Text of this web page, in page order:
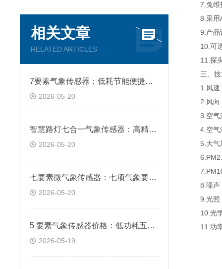
相关文章
RELATED ARTICLES
7要素气象传感器：低耗节能便捷组网 轻松搭建网格化监测站
2026-05-20
智慧路灯七合一气象传感器：高精度传感内核 精准捕捉细微气象变化
2026-05-20
七要素微气象传感器：七项气象要素集成 一机集齐全域环境数据
2026-05-20
5 要素气象传感器价格：低功耗五要素监测传感器 多场地通用适配
2026-05-19
7.免维
8.采用
9.产品设
10.可选
11.探头
三、技
1.风速：
2.风向：
3.空气温
4.空气湿
5.大气压
6.PM2.5
7.PM10
8.噪声
9.光照：
10.光学
11.功率